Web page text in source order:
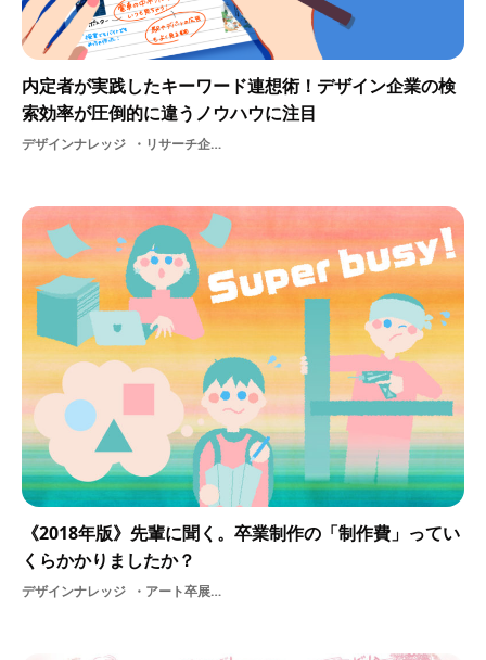
内定者が実践したキーワード連想術！デザイン企業の検
索効率が圧倒的に違うノウハウに注目
デザインナレッジ リサーチ企業研究業界研究
《2018年版》先輩に聞く。卒業制作の「制作費」ってい
くらかかりましたか？
デザインナレッジ アート卒展制作費お金ものづくりリサーチ卒業制作費用学生展示デザイン